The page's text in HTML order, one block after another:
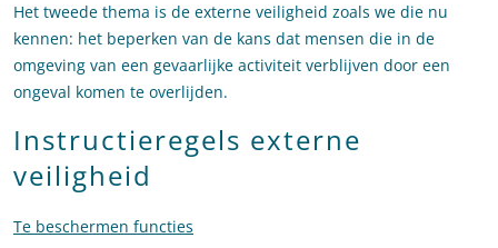
Het tweede thema is de externe veiligheid zoals we die nu
kennen: het beperken van de kans dat mensen die in de
omgeving van een gevaarlijke activiteit verblijven door een
ongeval komen te overlijden.
Instructieregels externe
veiligheid
Te beschermen functies